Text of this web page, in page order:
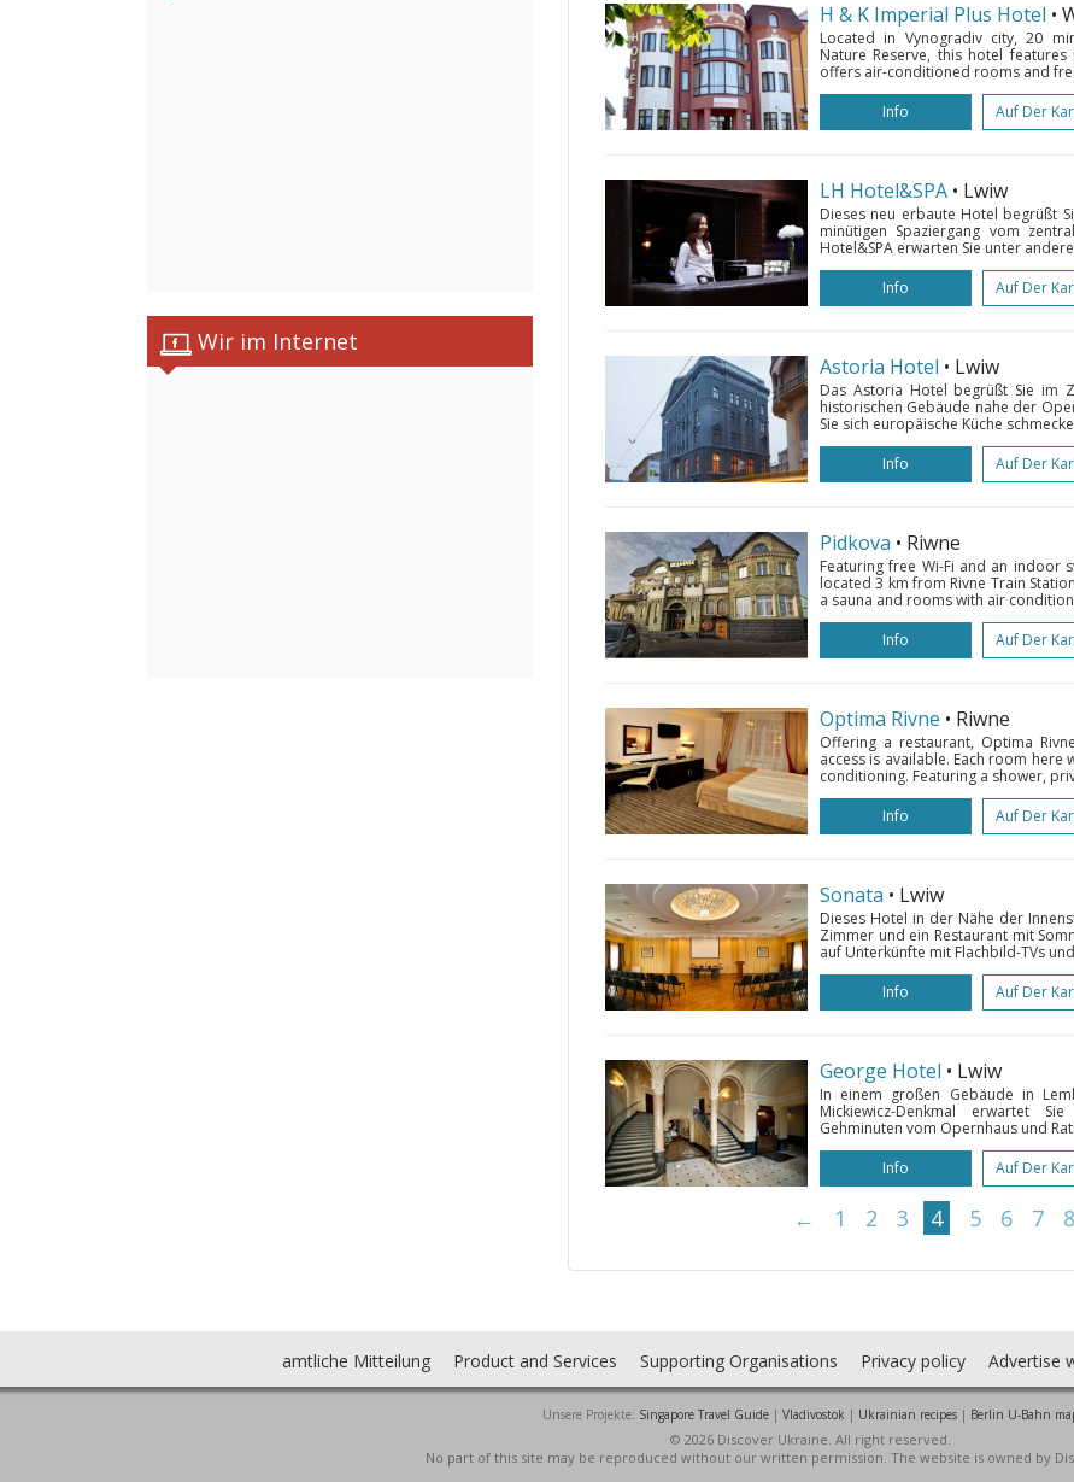
Wir im Internet
H & K Imperial Plus Hotel •
Located in Vynogradiv city, 20
Nature Reserve, this hotel
offers air-conditioned rooms and
Info
Auf Der
LH Hotel&SPA • Lwiw
Dieses neu erbaute Hotel begrüßt
minütigen Spaziergang vom
Hotel&SPA erwarten Sie unter
Info
Auf Der
Astoria Hotel • Lwiw
Das Astoria Hotel begrüßt Sie im
historischen Gebäude nahe der
Sie sich europäische Küche
Info
Auf Der
Pidkova • Riwne
Featuring free Wi-Fi and an indoor
located 3 km from Rivne Train
a sauna and rooms with air
Info
Auf Der
Optima Rivne • Riwne
Offering a restaurant, Optima
access is available. Each room
conditioning. Featuring a shower,
Info
Auf Der
Sonata • Lwiw
Dieses Hotel in der Nähe der
Zimmer und ein Restaurant mit
auf Unterkünfte mit Flachbild-TVs
Info
Auf Der
George Hotel • Lwiw
In einem großen Gebäude in
Mickiewicz-Denkmal erwartet
Gehminuten vom Opernhaus und
Info
Auf Der
← 1 2 3 4 5 6 7 8
amtliche Mitteilung Product and Services Supporting Organisations Privacy policy Advertise
Unsere Projekte: Singapore Travel Guide| Vladivostok | Ukrainian recipes| Berlin U-Bahn
© 2026 Discover Ukraine. All right reserved.
No part of this site may be reproduced without our written permission. The website is owned by